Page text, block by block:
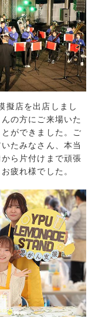
擬店を出店しまし
の方にご来場いた
ができました。ご
たみなさん、本当
ら片付けまで頑張
疲れ様でした。